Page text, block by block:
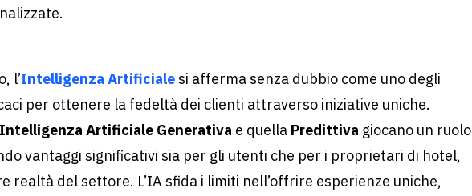
l’Intelligenza Artificialesi afferma senza dubbio come uno degli
per ottenere la fedeltà dei clienti attraverso iniziative uniche.
Artificiale Generativa e quella Predittiva giocano un ruolo
vantaggi significativi sia per gli utenti che per i proprietari di hotel,
realtà del settore. L’IA sfida i limiti nell’offrire esperienze uniche,